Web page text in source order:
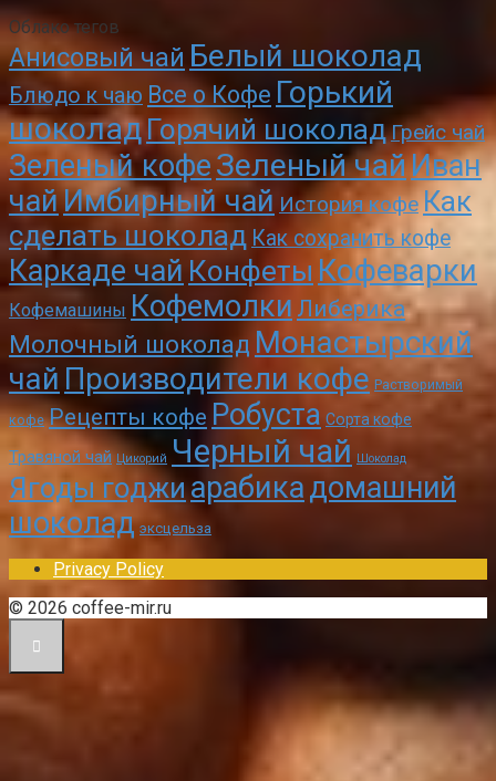
Облако тегов
Анисовый чай Белый шоколад
Блюдо к чаю Все о Кофе Горький
шоколад Горячий шоколадГрейс чай
Зеленый кофеЗеленый чайИван
чайИмбирный чай История кофеКак
сделать шоколад Как сохранить кофе
Каркаде чай Конфеты Кофеварки
Кофемашины Кофемолки Либерика
Молочный шоколад Монастырский
чай Производители кофе Растворимый
кофе Рецепты кофе Робуста Сорта кофе
Травяной чай Цикорий Черный чай Шоколад
Ягоды годжиарабикадомашний
шоколад эксцельза
Privacy Policy
© 2026 coffee-mir.ru